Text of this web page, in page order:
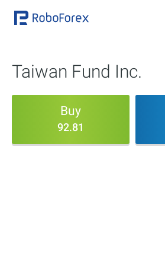
Taiwan Fund Inc.
Buy
92.81